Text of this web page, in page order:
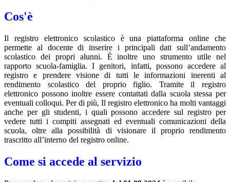
Cos'è
Il registro elettronico scolastico è una piattaforma online che
permette al docente di inserire i principali dati sull’andamento
scolastico dei propri alunni. È inoltre uno strumento utile nel
rapporto scuola-famiglia. I genitori, infatti, possono accedere al
registro e prendere visione di tutti le informazioni inerenti al
rendimento scolastico del proprio figlio. Tramite il registro
elettronico possono inoltre essere contattati dalla scuola stessa per
eventuali colloqui. Per di più, Il registro elettronico ha molti vantaggi
anche per gli studenti, i quali possono accedere sul registro per
vedere tutti i compiti assegnati ed eventuali comunicazioni della
scuola, oltre alla possibilità di visionare il proprio rendimento
trascritto all’interno del registro online.
Come si accede al servizio